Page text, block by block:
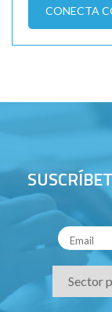
CONECTA